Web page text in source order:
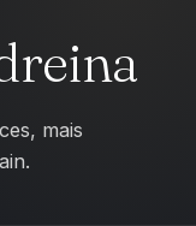
mais